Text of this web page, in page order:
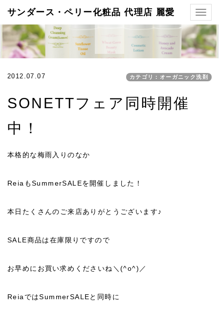
サンダース・ペリー化粧品 代理店 麗愛
2012.07.07 カテゴリ：オーガニック洗剤
SONETTフェア同時開催
中！
本格的な梅雨入りのなか
ReiaもSummerSALEを開催しました！
本日たくさんのご来店ありがとうございます♪
SALE商品は在庫限りですので
お早めにお買い求めくださいね＼(^o^)／
ReiaではSummerSALEと同時に